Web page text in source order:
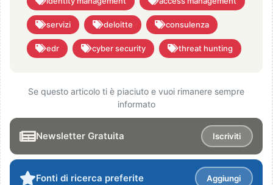
servizi deloitte consulenza
edr cyber security threat hunting
Se questo articolo ti è piaciuto e vuoi rimanere sempre
informato
Newsletter Gratuita Iscriviti
Fonti di ricerca preferite Aggiungi